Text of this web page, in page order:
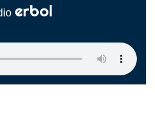
erbol